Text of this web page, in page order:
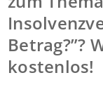
Betrag?”?
kostenlos!